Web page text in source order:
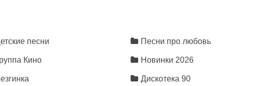
песни
Кино
Песни про любовь
Новинки 2026
Дискотека 90